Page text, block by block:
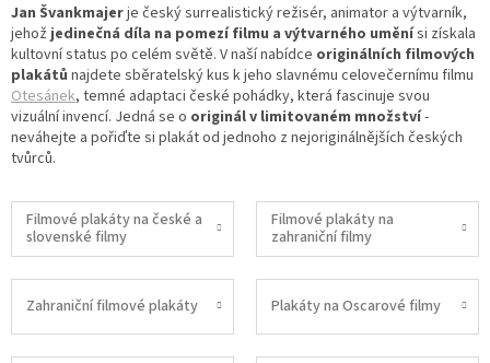
Jan Švankmajerje český surrealistický režisér, animator a výtvarník,
jehož jedinečná díla na pomezí filmu a výtvarného uměnísi získala
kultovní status po celém světě. V naší nabídce originálních filmových
plakátů najdete sběratelský kus k jeho slavnému celovečernímu filmu
Otesánek, temné adaptaci české pohádky, která fascinuje svou
vizuální invencí. Jedná se o originál v limitovaném množství-
neváhejte a pořiďte si plakát od jednoho z nejoriginálnějších českých
tvůrců.
Filmové plakáty na české a
slovenské filmy
Filmové plakáty na
zahraniční filmy
Zahraniční filmové plakáty Plakáty na Oscarové filmy